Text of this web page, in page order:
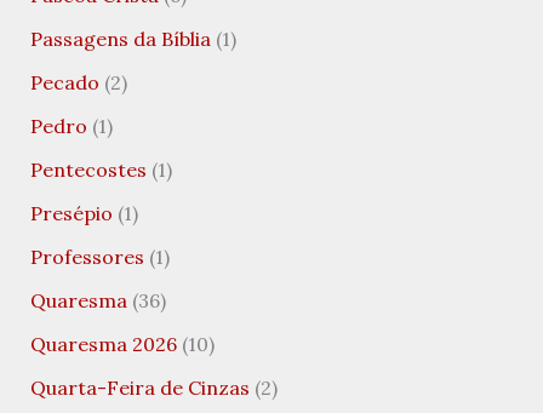
Passagens da Bíblia (1)
Pecado (2)
Pedro (1)
Pentecostes (1)
Presépio (1)
Professores (1)
Quaresma (36)
Quaresma 2026(10)
Quarta-Feira de Cinzas (2)